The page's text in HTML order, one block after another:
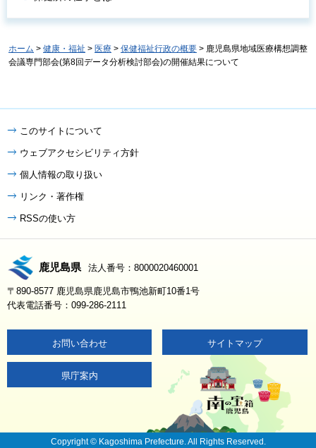
ホーム > 健康・福祉 > 医療 > 保健福祉行政の概要 > 鹿児島県地域医療構想調整
会議専門部会(第8回データ分析検討部会)の開催結果について
このサイトについて
ウェブアクセシビリティ方針
個人情報の取り扱い
リンク・著作権
RSSの使い方
鹿児島県 法人番号：8000020460001
〒890-8577 鹿児島県鹿児島市鴨池新町10番1号
代表電話番号：099-286-2111
お問い合わせ サイトマップ
県庁案内
Copyright © Kagoshima Prefecture. All Rights Reserved.